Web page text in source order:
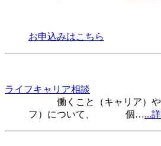
お申込みはこちら
ライフキャリア相談
働くこと（キャリア）や
フ）について、 個…...